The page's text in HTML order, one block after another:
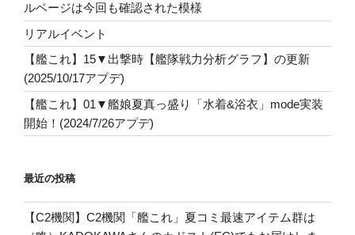
ルベージは今回も確認された模様
リアルイベント
【艦これ】15▼出撃時【艦隊戦力分析グラフ】の更新
(2025/10/17アプデ)
【艦これ】01▼艦娘夏真っ盛り「水着&浴衣」mode実装
開始！(2024/7/26アプデ)
最近の投稿
【C2機関】C2機関「艦これ」夏コミ最速アイテム群は